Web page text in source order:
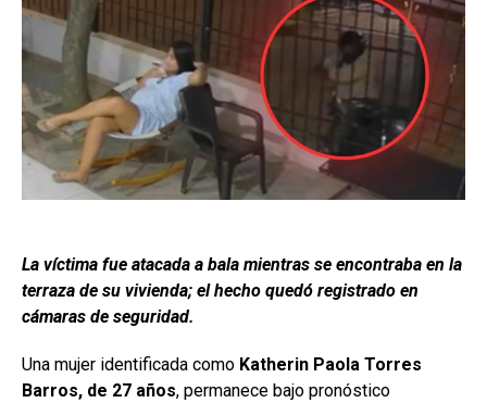
La víctima fue atacada a bala mientras se encontraba en la
terraza de su vivienda; el hecho quedó registrado en
cámaras de seguridad.
Una mujer identificada como Katherin Paola Torres
Barros, de 27 años, permanece bajo pronóstico